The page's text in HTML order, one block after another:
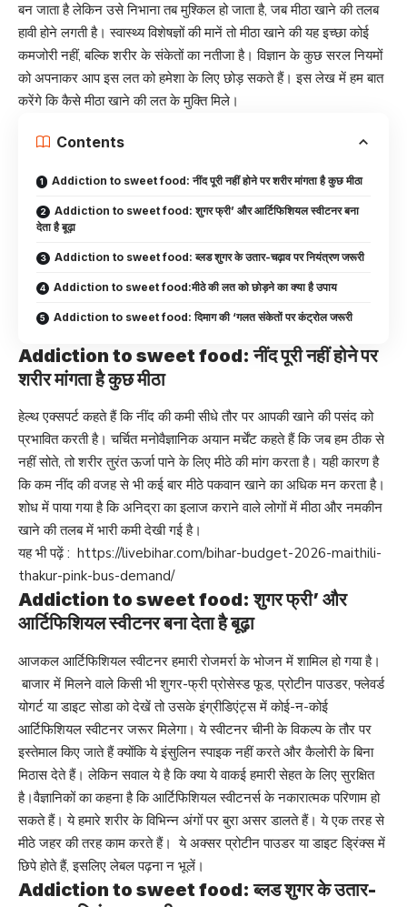
बन जाता है लेकिन उसे निभाना तब मुश्किल हो जाता है, जब मीठा खाने की तलब
हावी होने लगती है। स्वास्थ्य विशेषज्ञों की मानें तो मीठा खाने की यह इच्छा कोई
कमजोरी नहीं, बल्कि शरीर के संकेतों का नतीजा है। विज्ञान के कुछ सरल नियमों
को अपनाकर आप इस लत को हमेशा के लिए छोड़ सकते हैं। इस लेख में हम बात
करेंगे कि कैसे मीठा खाने की लत के मुक्ति मिले।
Contents
Addiction to sweet food: नींद पूरी नहीं होने पर शरीर मांगता है कुछ मीठा
Addiction to sweet food: शुगर फ्री’ और आर्टिफिशियल स्वीटनर बना
देता है बूढ़ा
Addiction to sweet food: ब्लड शुगर के उतार-चढ़ाव पर नियंत्रण जरूरी
Addiction to sweet food:मीठे की लत को छोड़ने का क्या है उपाय
Addiction to sweet food: दिमाग की ‘गलत संकेतों पर कंट्रोल जरूरी
Addiction to sweet food: नींद पूरी नहीं होने पर
शरीर मांगता है कुछ मीठा
हेल्थ एक्सपर्ट कहते हैं कि नींद की कमी सीधे तौर पर आपकी खाने की पसंद को
प्रभावित करती है। चर्चित मनोवैज्ञानिक अयान मर्चेंट कहते हैं कि जब हम ठीक से
नहीं सोते, तो शरीर तुरंत ऊर्जा पाने के लिए मीठे की मांग करता है। यही कारण है
कि कम नींद की वजह से भी कई बार मीठे पकवान खाने का अधिक मन करता है।
शोध में पाया गया है कि अनिद्रा का इलाज कराने वाले लोगों में मीठा और नमकीन
खाने की तलब में भारी कमी देखी गई है।
यह भी पढ़ें : https://livebihar.com/bihar-budget-2026-maithili-
thakur-pink-bus-demand/
Addiction to sweet food: शुगर फ्री’ और
आर्टिफिशियल स्वीटनर बना देता है बूढ़ा
आजकल आर्टिफिशियल स्वीटनर हमारी रोजमर्रा के भोजन में शामिल हो गया है।
बाजार में मिलने वाले किसी भी शुगर-फ्री प्रोसेस्ड फूड, प्रोटीन पाउडर, फ्लेवर्ड
योगर्ट या डाइट सोडा को देखें तो उसके इंग्रीडिएंट्स में कोई-न-कोई
आर्टिफिशियल स्वीटनर जरूर मिलेगा। ये स्वीटनर चीनी के विकल्प के तौर पर
इस्तेमाल किए जाते हैं क्योंकि ये इंसुलिन स्पाइक नहीं करते और कैलोरी के बिना
मिठास देते हैं। लेकिन सवाल ये है कि क्या ये वाकई हमारी सेहत के लिए सुरक्षित
है।वैज्ञानिकों का कहना है कि आर्टिफिशियल स्वीटनर्स के नकारात्मक परिणाम हो
सकते हैं। ये हमारे शरीर के विभिन्न अंगों पर बुरा असर डालते हैं। ये एक तरह से
मीठे जहर की तरह काम करते हैं। ये अक्सर प्रोटीन पाउडर या डाइट ड्रिंक्स में
छिपे होते हैं, इसलिए लेबल पढ़ना न भूलें।
Addiction to sweet food: ब्लड शुगर के उतार-